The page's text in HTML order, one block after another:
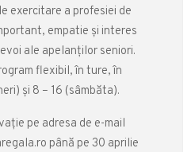
exercitare a profesiei de
empatie și interes
ale apelanților seniori.
flexibil, în ture, în
și 8 – 16 (sâmbăta).
pe adresa de e-mail
până pe 30 aprilie